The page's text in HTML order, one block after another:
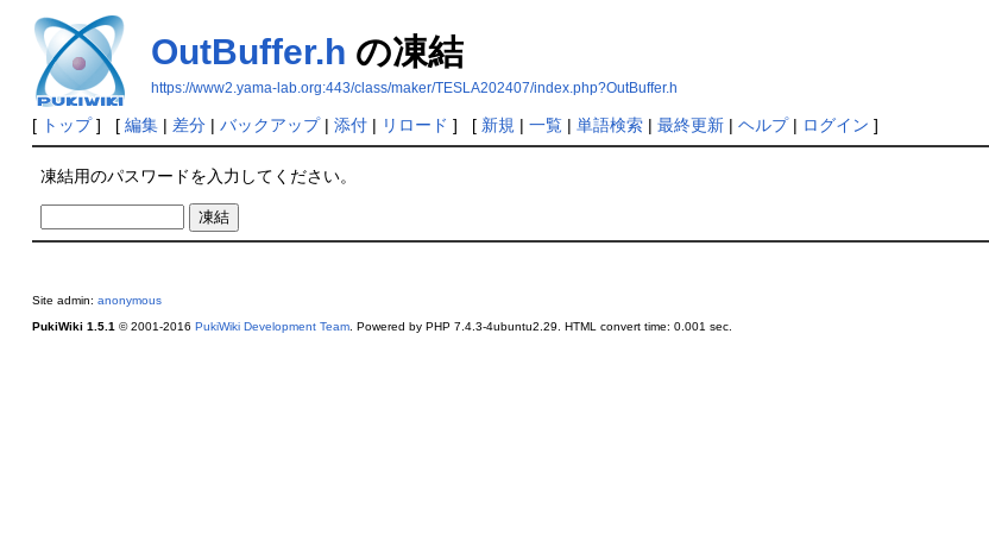
OutBuffer.h の凍結
https://www2.yama-lab.org:443/class/maker/TESLA202407/index.php?OutBuffer.h
[ トップ] [ 編集| 差分| バックアップ| 添付| リロード ] [ 新規 | 一覧| 単語検索| 最終更新| ヘルプ| ログイン ]
凍結用のパスワードを入力してください。
Site admin: anonymous
PukiWiki 1.5.1© 2001-2016 PukiWiki Development Team. Powered by PHP 7.4.3-4ubuntu2.29. HTML convert time: 0.001 sec.